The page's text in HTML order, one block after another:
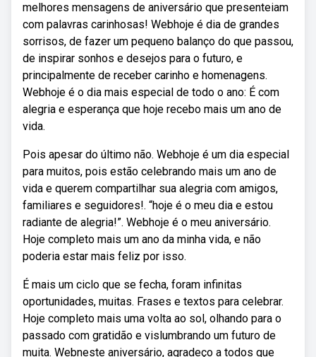
melhores mensagens de aniversário que presenteiam
com palavras carinhosas! Webhoje é dia de grandes
sorrisos, de fazer um pequeno balanço do que passou,
de inspirar sonhos e desejos para o futuro, e
principalmente de receber carinho e homenagens.
Webhoje é o dia mais especial de todo o ano: É com
alegria e esperança que hoje recebo mais um ano de
vida.
Pois apesar do último não. Webhoje é um dia especial
para muitos, pois estão celebrando mais um ano de
vida e querem compartilhar sua alegria com amigos,
familiares e seguidores!. “hoje é o meu dia e estou
radiante de alegria!”. Webhoje é o meu aniversário.
Hoje completo mais um ano da minha vida, e não
poderia estar mais feliz por isso.
É mais um ciclo que se fecha, foram infinitas
oportunidades, muitas. Frases e textos para celebrar.
Hoje completo mais uma volta ao sol, olhando para o
passado com gratidão e vislumbrando um futuro de
muita. Webneste aniversário, agradeço a todos que